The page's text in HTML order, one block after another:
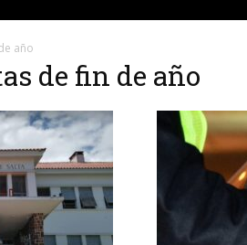
año
de fin de año